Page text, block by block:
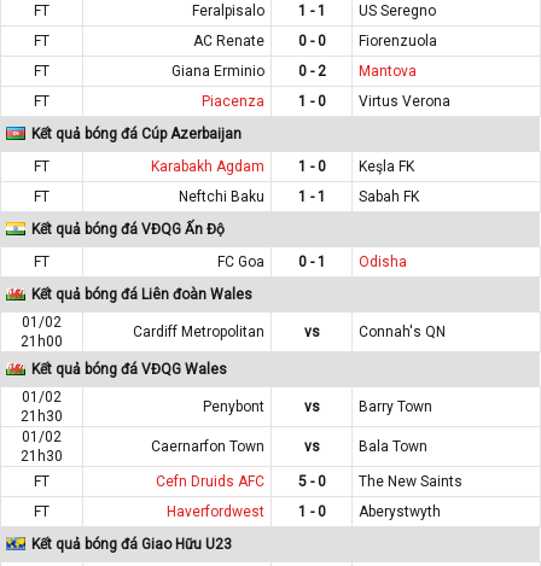
FT
Feralpisalo 1 - 1
US Seregno
FT
AC Renate 0 - 0
Fiorenzuola
FT
Giana Erminio 0 - 2
Mantova
FT
Piacenza 1 - 0
Virtus Verona
Kết quả bóng đá Cúp Azerbaijan
FT
Karabakh Agdam 1 - 0
Keşla FK
FT
Neftchi Baku 1 - 1
Sabah FK
Kết quả bóng đá VĐQG Ấn Độ
FT
FC Goa 0 - 1
Odisha
Kết quả bóng đá Liên đoàn Wales
01/02
21h00
Cardiff Metropolitan vs Connah's QN
Kết quả bóng đá VĐQG Wales
01/02
21h30
Penybont vs
Barry Town
01/02
21h30
Caernarfon Town vs Bala Town
FT Cefn Druids AFC 5 - 0
The New Saints
FT
Haverfordwest 1 - 0
Aberystwyth
Kết quả bóng đá Giao Hữu U23